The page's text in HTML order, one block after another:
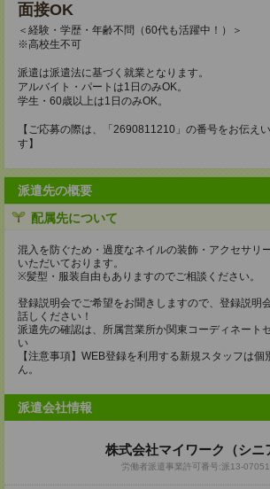
面接OK
＜経験・学歴・年齢不問（60代も活躍中！）＞
※高校生不可
派遣は派遣法に基づく就業となります。
アルバイト・パートは1日のみOK。
学生・60歳以上は1日のみOK。
【ご応募の際は、「2690811210」の番号をお伝え
す】
派遣先の概要
配属先について
混入を防ぐため・過度なネイルの装飾・アクセサリ
いただいております。
※髪型・服装自由もありますのでご相談ください。
登録説明会でご希望をお聞きしますので、登録説明
話しください！
派遣先の確認は、所属営業所か関東コーディネート
い
【注意事項】WEB登録を利用する新規スタッフは
ん。
派遣会社情報
株式会社マイワーク（シニ
労働者派遣事業許可番号:派13-